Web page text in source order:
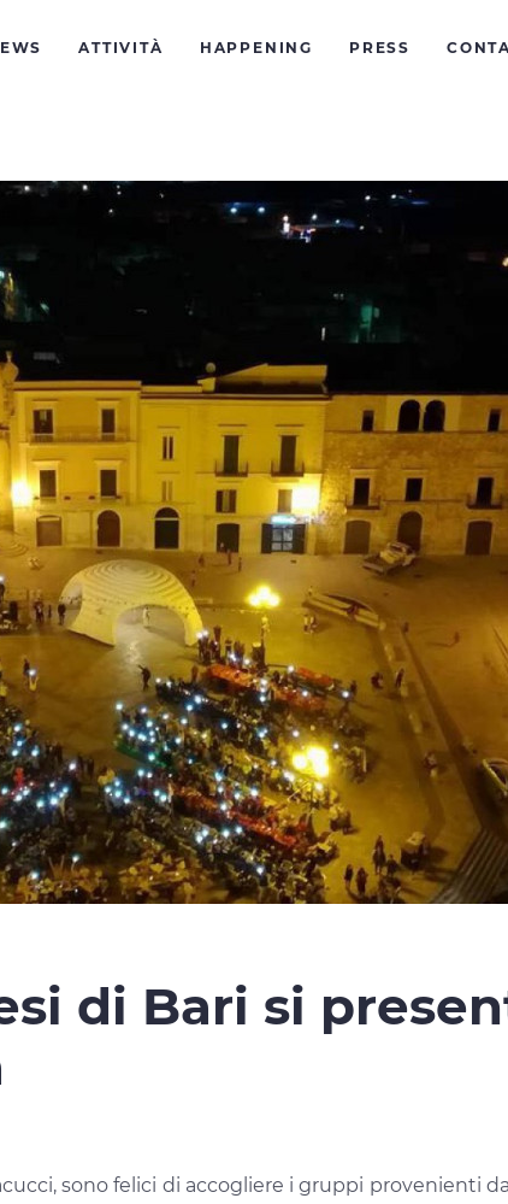
ATTIVITÀ HAPPENING PRESS
di Bari si
sono felici di accogliere i gruppi provenienti